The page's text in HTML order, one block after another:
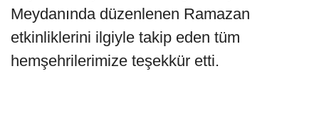
Meydanında düzenlenen Ramazan
etkinliklerini ilgiyle takip eden tüm
hemşehrilerimize teşekkür etti.